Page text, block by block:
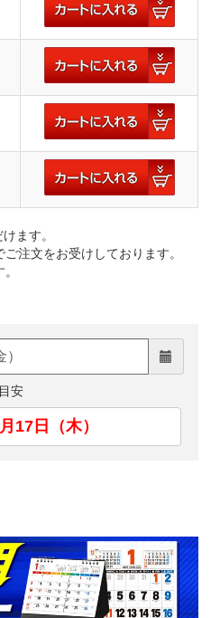
ます。
注文をお受けしております。
安
17日（木）